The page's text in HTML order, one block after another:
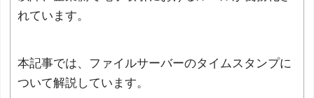
れています。
本記事では、ファイルサーバーのタイムスタンプに
ついて解説しています。